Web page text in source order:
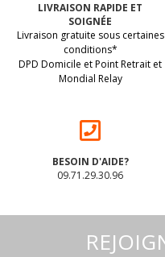
LIVRAISON RAPIDE ET
SOIGNÉE
Livraison gratuite sous certaines
conditions*
DPD Domicile et Point Retrait et
Mondial Relay
BESOIN D'AIDE?
09.71.29.30.96